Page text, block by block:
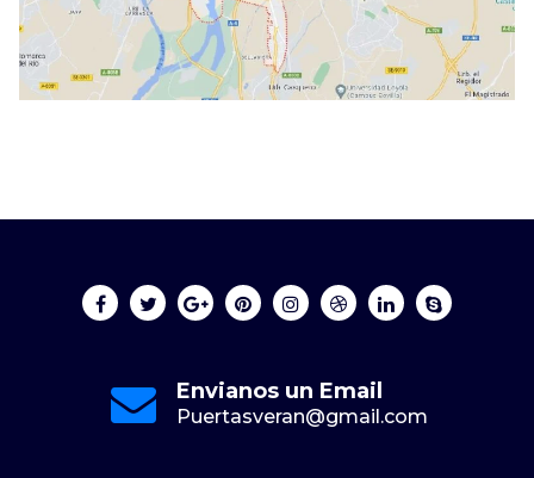
Envianos un Email
Puertasveran@gmail.com